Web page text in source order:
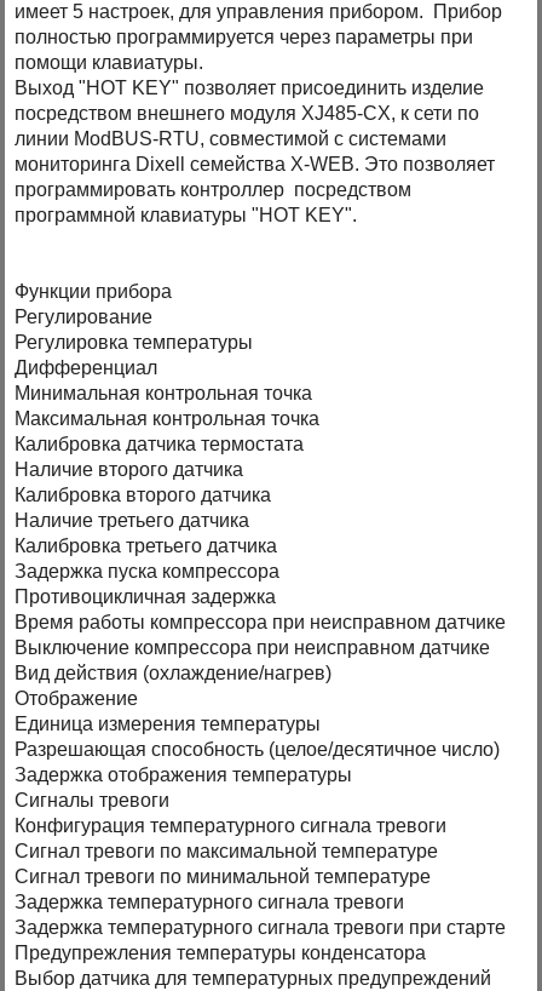
имеет 5 настроек, для управления прибором. Прибор
полностью программируется через параметры при
помощи клавиатуры.
Выход "HOT KEY" позволяет присоединить изделие
посредством внешнего модуля XJ485-CX, к сети по
линии ModBUS-RTU, совместимой с системами
мониторинга Dixell семейства X-WEB. Это позволяет
программировать контроллер посредством
программной клавиатуры "HOT KEY".
Функции прибора
Регулирование
Регулировка температуры
Дифференциал
Минимальная контрольная точка
Максимальная контрольная точка
Калибровка датчика термостата
Наличие второго датчика
Калибровка второго датчика
Наличие третьего датчика
Калибровка третьего датчика
Задержка пуска компрессора
Противоцикличная задержка
Время работы компрессора при неисправном датчике
Выключение компрессора при неисправном датчике
Вид действия (охлаждение/нагрев)
Отображение
Единица измерения температуры
Разрешающая способность (целое/десятичное число)
Задержка отображения температуры
Сигналы тревоги
Конфигурация температурного сигнала тревоги
Сигнал тревоги по максимальной температуре
Сигнал тревоги по минимальной температуре
Задержка температурного сигнала тревоги
Задержка температурного сигнала тревоги при старте
Предупрежления температуры конденсатора
Выбор датчика для температурных предупреждений